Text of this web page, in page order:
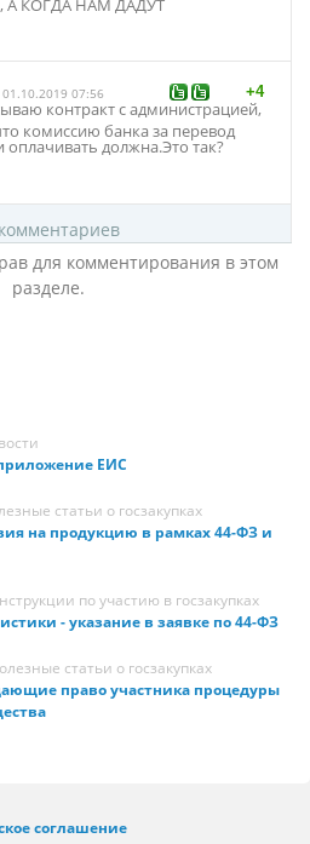
А КОГДА НАМ ДАДУТ
+4
01.10.2019 07:56
контракт с администрацией,
комиссию банка за перевод
оплачивать должна.Это так?
для комментирования в этом
разделе.
ЕИС
статьи о госзакупках
на продукцию в рамках 44-ФЗ и
по участию в госзакупках
- указание в заявке по 44-ФЗ
статьи о госзакупках
право участника процедуры
соглашение